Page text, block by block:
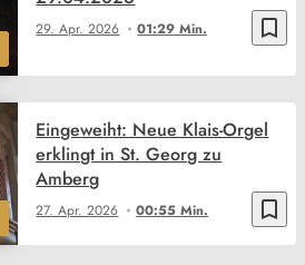
bookmark_border
29. Apr. 2026 01:29 Min.
bookmark_border
27. Apr. 2026 00:55 Min.
Eingeweiht: Neue Klais-Orgel
erklingt in St. Georg zu
Amberg